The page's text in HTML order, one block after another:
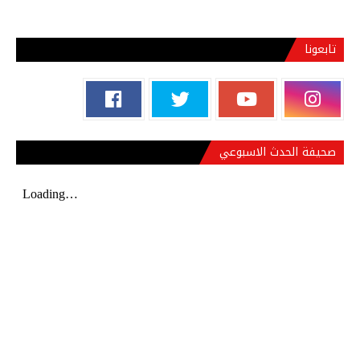
تابعونا
صحيفة الحدث الاسبوعي